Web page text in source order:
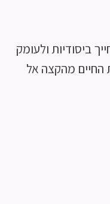
ביסודיות ולעומק
החיים מהקצה אל